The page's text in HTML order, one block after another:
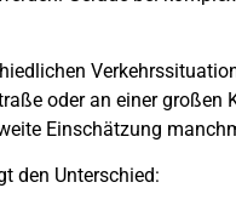
oder an einer
Einschätzung
den Unterschied: